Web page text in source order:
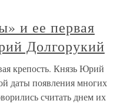
и ее первая
Долгорукий
крепость. Князь Юрий
даты появления многих
считать днем их